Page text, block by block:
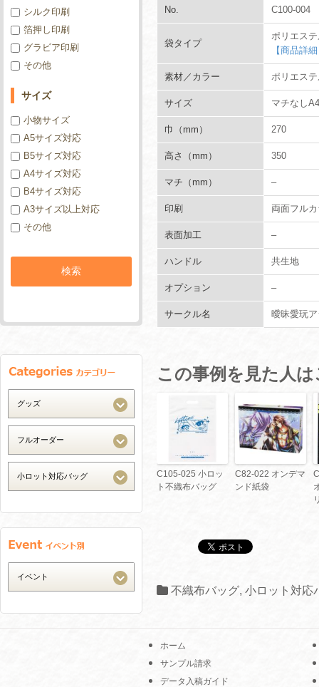
No. C100-004
袋タイプ
ポリエス
【商品詳
素材／カラー ポリエス
サイズ マチなし
巾（mm） 270
高さ（mm） 350
マチ（mm） –
印刷 両面フル
表面加工 –
ハンドル 共生地
オプション –
サークル名 曖昧愛玩
この事例を見た人
C105-025 小ロッ
ト不織布バッグ
C82-022 オンデマ
ンド紙袋
不織布バッグ, 小ロット対応
シルク印刷
箔押し印刷
グラビア印刷
その他
サイズ
小物サイズ
A5サイズ対応
B5サイズ対応
A4サイズ対応
B4サイズ対応
A3サイズ以上対応
その他
ホーム
サンプル請求
データ入稿ガイド